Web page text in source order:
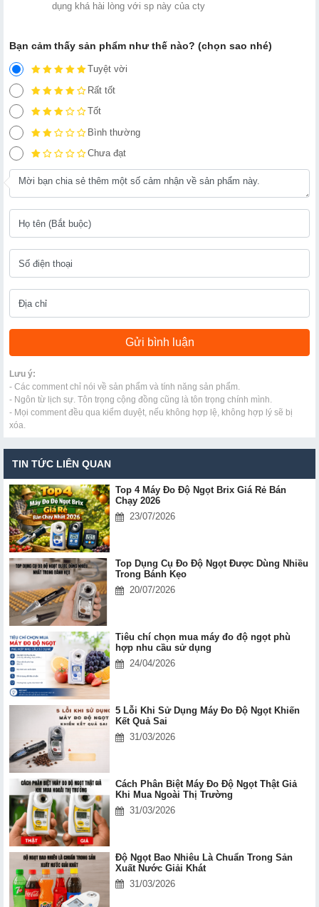
dụng khá hài lòng với sp này của cty
Bạn cảm thấy sản phẩm như thế nào? (chọn sao nhé)
Tuyệt vời
Rất tốt
Tốt
Bình thường
Chưa đạt
Lưu ý:
- Các comment chỉ nói về sản phẩm và tính năng sản phẩm.
- Ngôn từ lịch sự. Tôn trọng cộng đồng cũng là tôn trọng chính mình.
- Mọi comment đều qua kiểm duyệt, nếu không hợp lệ, không hợp lý sẽ bị
xóa.
TIN TỨC LIÊN QUAN
Top 4 Máy Đo Độ Ngọt Brix Giá Rẻ Bán
Chạy 2026
23/07/2026
Top Dụng Cụ Đo Độ Ngọt Được Dùng Nhiều
Trong Bánh Kẹo
20/07/2026
Tiêu chí chọn mua máy đo độ ngọt phù
hợp nhu cầu sử dụng
24/04/2026
5 Lỗi Khi Sử Dụng Máy Đo Độ Ngọt Khiến
Kết Quả Sai
31/03/2026
Cách Phân Biệt Máy Đo Độ Ngọt Thật Giả
Khi Mua Ngoài Thị Trường
31/03/2026
Độ Ngọt Bao Nhiêu Là Chuẩn Trong Sản
Xuất Nước Giải Khát
31/03/2026